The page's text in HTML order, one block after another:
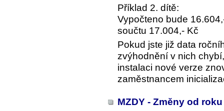
Příklad 2. dítě:
Vypočteno bude
součtu 17.004,- Kč
Pokud jste již data
zvýhodnění v nich
instalaci nové verze
zaměstnancem
MZDY - Změny od